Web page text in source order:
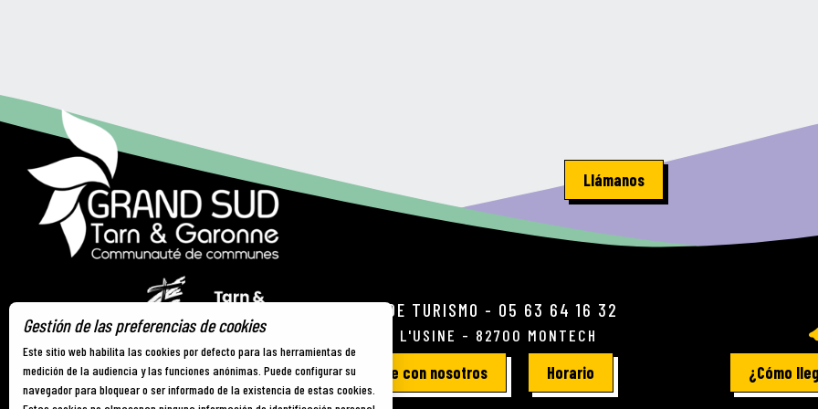
Llámanos
OFICINA DE TURISMO - 05 63 64 16 32
21 RUE DE L'USINE - 82700 MONTECH
Contacte con nosotros
Horario ¿Cómo
Gestión de las preferencias de cookies
Este sitio web habilita las cookies por defecto para las herramientas de
medición de la audiencia y las funciones anónimas. Puede configurar su
navegador para bloquear o ser informado de la existencia de estas cookies.